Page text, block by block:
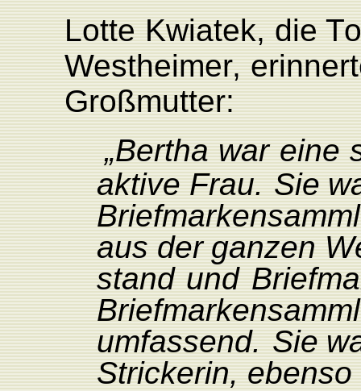
Lotte Kwiatek, die T
Westheimer,
Großmutter:
„Bertha war eine
aktive Frau. Sie
ausder ganzen W
stand und
umfassend. Sie
Strickerin, ebenso